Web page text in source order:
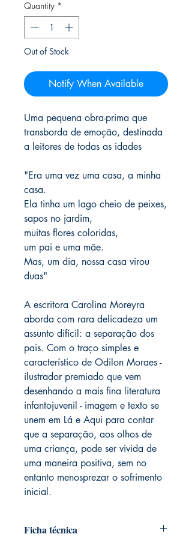
Quantity *
Out of Stock
Notify When Available
Uma pequena obra-prima que
transborda de emoção, destinada
a leitores de todas as idades
"Era uma vez uma casa, a minha
casa.
Ela tinha um lago cheio de peixes,
sapos no jardim,
muitas flores coloridas,
um pai e uma mãe.
Mas, um dia, nossa casa virou
duas"
A escritora Carolina Moreyra
aborda com rara delicadeza um
assunto difícil: a separação dos
pais. Com o traço simples e
característico de Odilon Moraes -
ilustrador premiado que vem
desenhando a mais fina literatura
infantojuvenil - imagem e texto se
unem em Lá e Aqui para contar
que a separação, aos olhos de
uma criança, pode ser vivida de
uma maneira positiva, sem no
entanto menosprezar o sofrimento
inicial.
Ficha técnica